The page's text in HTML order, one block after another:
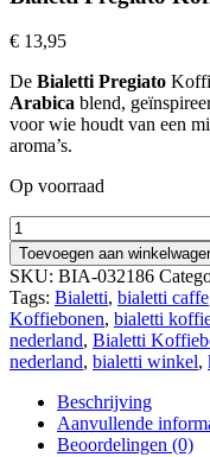
€ 13,95
De Bialetti Pregiato
Arabica blend,
voor wie houdt van een
aroma’s.
Op voorraad
Quantity
Toevoegen aan
SKU: BIA-032186
Tags: Bialetti, bialetti caffe
Koffiebonen, bialetti
nederland, Bialetti
nederland, bialetti winkel,
Beschrijving
Aanvullende
Beoordelingen (0)